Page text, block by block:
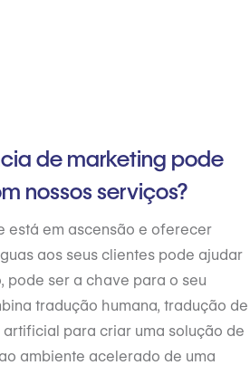
de marketing pode
nossos serviços?
está em ascensão e oferecer
aos seus clientes pode ajudar
pode ser a chave para o seu
tradução humana, tradução de
para criar uma solução de
ambiente acelerado de uma